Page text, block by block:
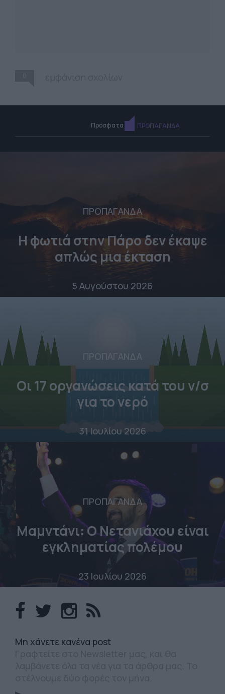
Πρόσφατα ΠΡΟΠΑΓΑΝΔΑ
ΠΡΟΠΑΓΑΝΔΑ
Η φωτιά στην Πάρο δεν έκαψε
απλώς μια έκταση
5 Αυγούστου 2026
ΠΡΟΠΑΓΑΝΔΑ
Οι 17 οργανώσεις κατά του ν/σ
για το νερό
31 Ιουλίου 2026
ΠΡΟΠΑΓΑΝΔΑ
Μαμντάνι: Ο Νετανιάχου είναι
εγκληματίας πολέμου
23 Ιουλίου 2026
Mη χάνετε κανένα post